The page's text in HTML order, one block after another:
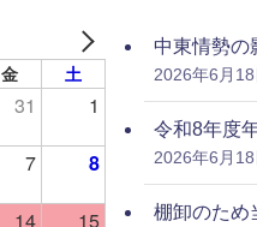
金 土
31 1
7 8
14 15
中東情勢の
2026年6月18
令和8年度
2026年6月18
棚卸のため